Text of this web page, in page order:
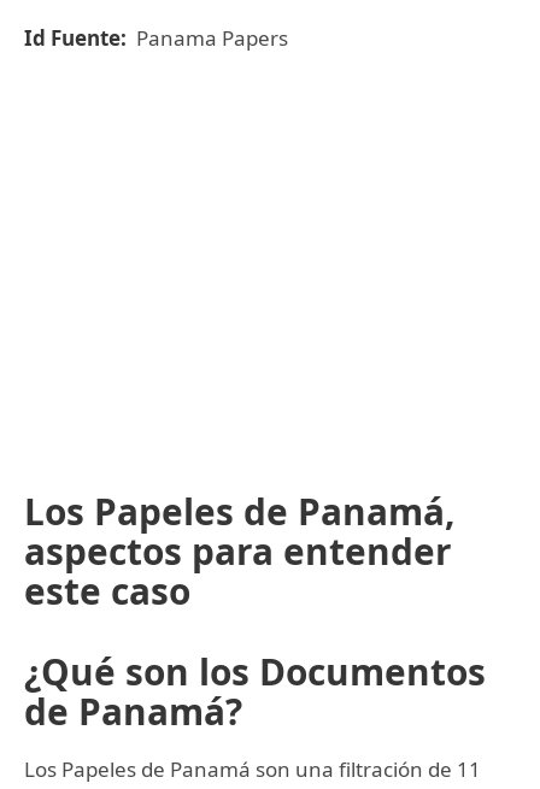
Id Fuente: Panama Papers
Los Papeles de Panamá,
aspectos para entender
este caso
¿Qué son los Documentos
de Panamá?
Los Papeles de Panamá son una filtración de 11